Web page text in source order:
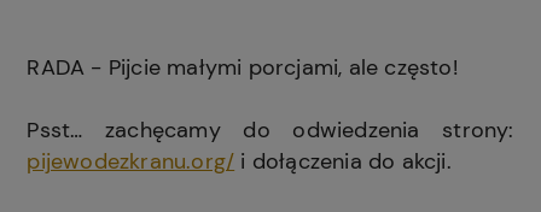
RADA - Pijcie małymi porcjami, ale często!
Psst… zachęcamy do odwiedzenia strony:
pijewodezkranu.org/ i dołączenia do akcji.